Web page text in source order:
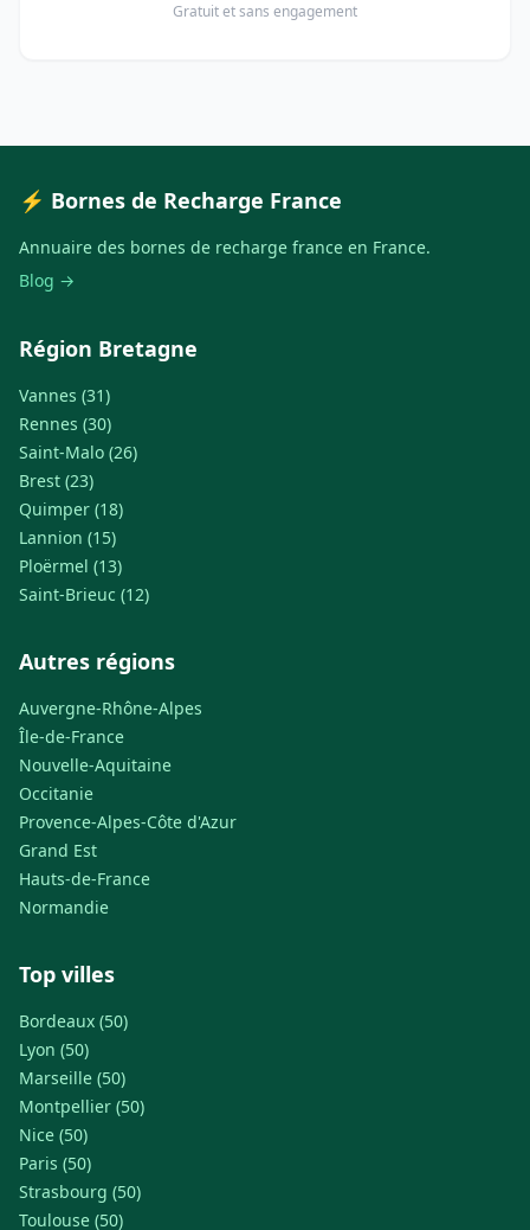
Gratuit et sans engagement
⚡ Bornes de Recharge France
Annuaire des bornes de recharge france en France.
Blog →
Région Bretagne
Vannes (31)
Rennes (30)
Saint-Malo (26)
Brest (23)
Quimper (18)
Lannion (15)
Ploërmel (13)
Saint-Brieuc (12)
Autres régions
Auvergne-Rhône-Alpes
Île-de-France
Nouvelle-Aquitaine
Occitanie
Provence-Alpes-Côte d'Azur
Grand Est
Hauts-de-France
Normandie
Top villes
Bordeaux (50)
Lyon (50)
Marseille (50)
Montpellier (50)
Nice (50)
Paris (50)
Strasbourg (50)
Toulouse (50)